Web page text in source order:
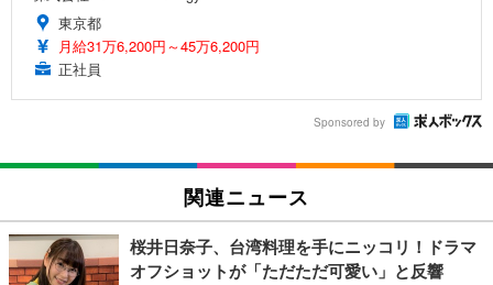
東京都
月給31万6,200円～45万6,200円
正社員
Sponsored by
関連ニュース
桜井日奈子、台湾料理を手にニッコリ！ドラマ
オフショットが「ただただ可愛い」と反響